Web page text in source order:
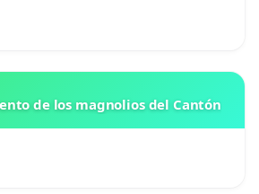
de los magnolios del Cantón